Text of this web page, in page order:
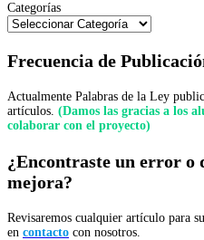
Categorías
Frecuencia de
Actualmente Palabras de la Ley
artículos. (Damos las gracias a los
colaborar con el proyecto)
¿Encontraste un error o
mejora?
Revisaremos cualquier artículo para
en contacto con nosotros.